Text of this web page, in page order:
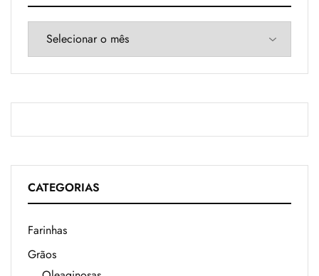
CATEGORIAS
Farinhas
Grãos